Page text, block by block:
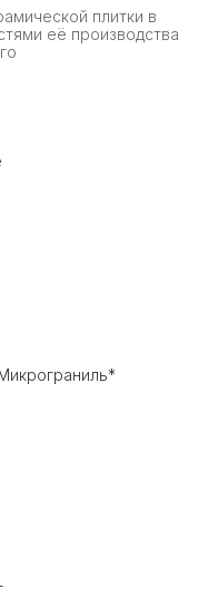
плитки в
её производства